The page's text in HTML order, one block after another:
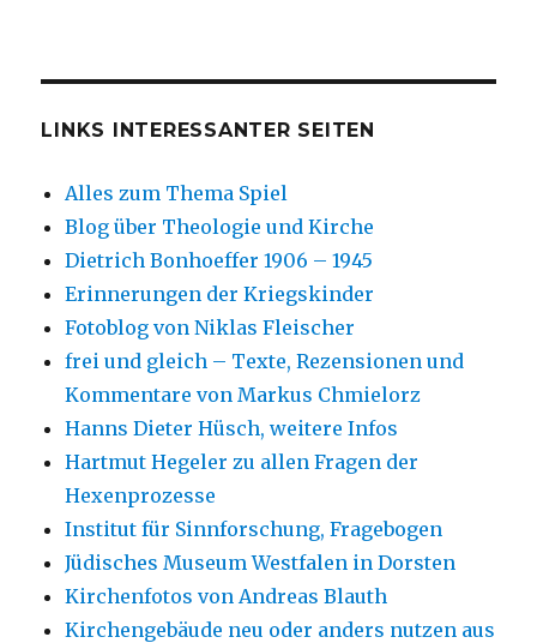
LINKS INTERESSANTER SEITEN
Alles zum Thema Spiel
Blog über Theologie und Kirche
Dietrich Bonhoeffer 1906 – 1945
Erinnerungen der Kriegskinder
Fotoblog von Niklas Fleischer
frei und gleich – Texte, Rezensionen und
Kommentare von Markus Chmielorz
Hanns Dieter Hüsch, weitere Infos
Hartmut Hegeler zu allen Fragen der
Hexenprozesse
Institut für Sinnforschung, Fragebogen
Jüdisches Museum Westfalen in Dorsten
Kirchenfotos von Andreas Blauth
Kirchengebäude neu oder anders nutzen aus